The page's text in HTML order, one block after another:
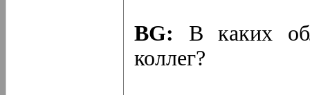
BG: В каких
коллег?